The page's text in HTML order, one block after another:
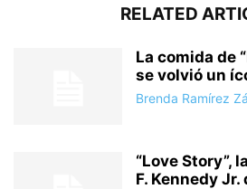
RELATED
La comida de
se volvió un
Brenda Ramírez
“Love Story”,
F. Kennedy